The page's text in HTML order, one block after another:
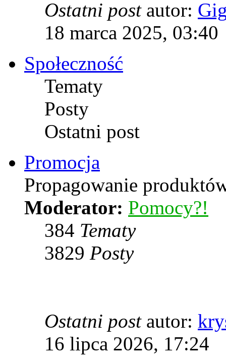
Ostatni postautor:
18 marca 2025, 03:40
Społeczność
Tematy
Posty
Ostatni post
Promocja
Propagowanie
Moderator: Pomocy?!
384 Tematy
3829 Posty
Ostatni postautor:
16 lipca 2026, 17:24